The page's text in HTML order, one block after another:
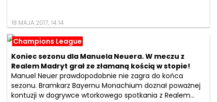
18 MAJA 2017, 14:14
Champions League
Koniec sezonu dla Manuela Neuera. W meczu z
Realem Madryt grał ze złamaną kością w stopie!
Manuel Neuer prawdopodobnie nie zagra do końca
sezonu. Bramkarz Bayernu Monachium doznał poważnej
kontuzji w dogrywce wtorkowego spotkania z Realem...